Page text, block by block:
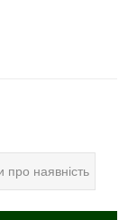
про наявність